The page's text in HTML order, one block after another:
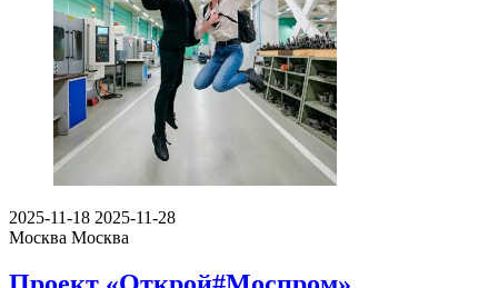
2025-11-18 2025-11-28
Москва Москва